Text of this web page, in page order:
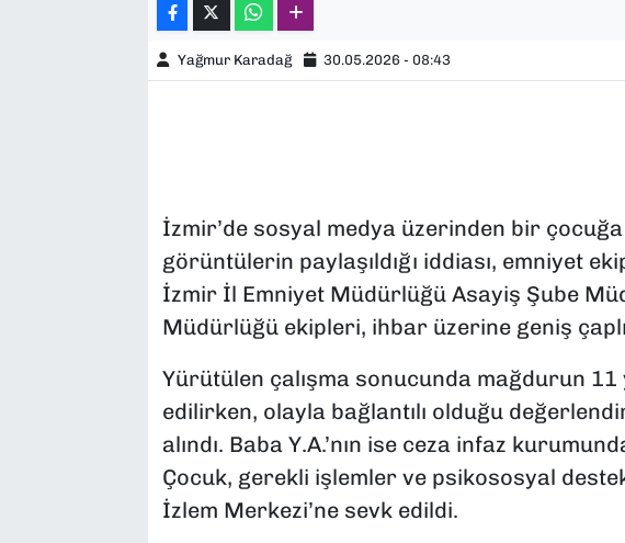
Yağmur Karadağ 30.05.2026 - 08:43
İzmir’de sosyal medya üzerinden bir
görüntülerin paylaşıldığı iddiası, emniyet
İzmir İl Emniyet Müdürlüğü Asayiş Şube
Müdürlüğü ekipleri, ihbar üzerine geniş
Yürütülen çalışma sonucunda mağdurun 11
edilirken, olayla bağlantılı olduğu
alındı. Baba Y.A.’nın ise ceza infaz
Çocuk, gerekli işlemler ve psikososyal
İzlem Merkezi’ne sevk edildi.